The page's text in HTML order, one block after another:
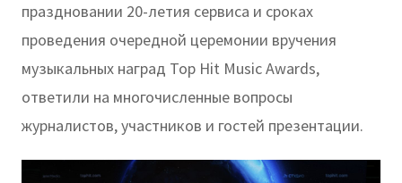
праздновании 20-летия сервиса и сроках
проведения очередной церемонии вручения
музыкальных наград Top Hit Music Awards,
ответили на многочисленные вопросы
журналистов, участников и гостей презентации.